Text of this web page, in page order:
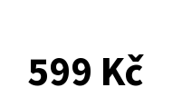
599 Kč